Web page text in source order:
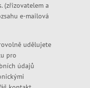
(zřizovatelem a
e-mailová
udělujete
pro
údajů